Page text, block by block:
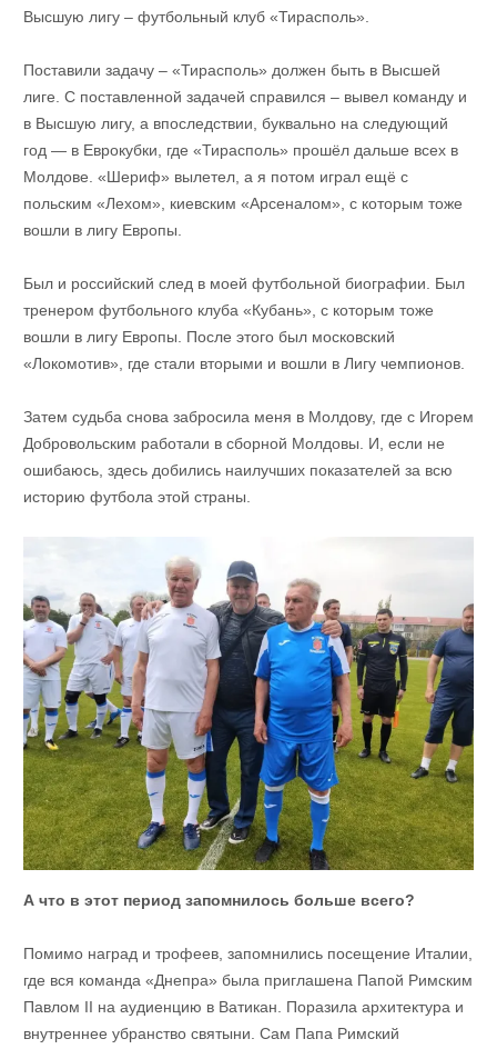
Высшую лигу – футбольный клуб «Тирасполь».
Поставили задачу – «Тирасполь» должен быть в Высшей
лиге. С поставленной задачей справился – вывел команду и
в Высшую лигу, а впоследствии, буквально на следующий
год — в Еврокубки, где «Тирасполь» прошёл дальше всех в
Молдове. «Шериф» вылетел, а я потом играл ещё с
польским «Лехом», киевским «Арсеналом», с которым тоже
вошли в лигу Европы.
Был и российский след в моей футбольной биографии. Был
тренером футбольного клуба «Кубань», с которым тоже
вошли в лигу Европы. После этого был московский
«Локомотив», где стали вторыми и вошли в Лигу чемпионов.
Затем судьба снова забросила меня в Молдову, где с Игорем
Добровольским работали в сборной Молдовы. И, если не
ошибаюсь, здесь добились наилучших показателей за всю
историю футбола этой страны.
А что в этот период запомнилось больше всего?
Помимо наград и трофеев, запомнились посещение Италии,
где вся команда «Днепра» была приглашена Папой Римским
Павлом II на аудиенцию в Ватикан. Поразила архитектура и
внутреннее убранство святыни. Сам Папа Римский